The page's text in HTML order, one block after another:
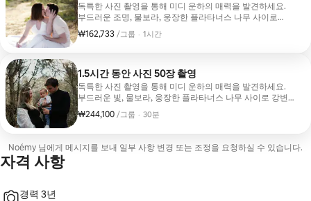
독특한 사진 촬영을 통해 미디 운하의 매력을 발견하세요.
부드러운 조명, 물보라, 웅장한 플라타너스 나무 사이로
강변을 따라 1시간 동안 여러분을 모시겠습니다. 저희와
함께라면 휴가를 기록하기에 완벽한 자연스럽고 즉흥적인
이 갤러리는 공유하거나 기념품으로 보관할 수 있습니다.
₩162,733 /그룹
그룹당 ₩162,733
, · 1시간
1.5시간 동안 사진 50장 촬영
독특한 사진 촬영을 통해 미디 운하의 매력을 발견하세요.
부드러운 빛, 물보라, 웅장한 플라타너스 나무 사이로 강변을
따라 1.5시간 동안 여러분을 모시겠습니다. 저희와 함께라면
휴가를 기록하기에 완벽한 자연스럽고 즉흥적인 인물
(50장 이상)이 포함된 온라인 프라이빗 갤러리를 받게 되며,
해당 사진은 공유하거나 인쇄하거나 기념품으로 보관하실
₩244,100 /그룹
그룹당 ₩244,100
, · 30분
Noémy 님에게 메시지를 보내 일부 사항 변경 또는 조정을 요청하실 수 있습니다.
자격 사항
경력 3년